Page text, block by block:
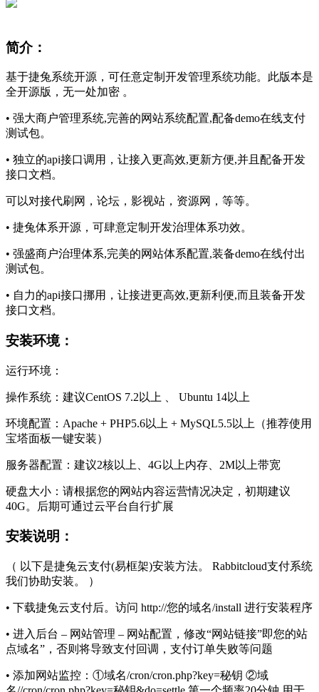
简介：
基于捷兔系统开源，可任意定制开发管理系统功能。此版本是
全开源版，无一处加密 。
• 强大商户管理系统,完善的网站系统配置,配备demo在线支付
测试包。
• 独立的api接口调用，让接入更高效,更新方便,并且配备开发
接口文档。
可以对接代刷网，论坛，影视站，资源网，等等。
• 捷兔体系开源，可肆意定制开发治理体系功效。
• 强盛商户治理体系,完美的网站体系配置,装备demo在线付出
测试包。
• 自力的api接口挪用，让接进更高效,更新利便,而且装备开发
接口文档。
安装环境：
运行环境：
操作系统：建议CentOS 7.2以上 、 Ubuntu 14以上
环境配置：Apache + PHP5.6以上 + MySQL5.5以上（推荐使用
宝塔面板一键安装）
服务器配置：建议2核以上、4G以上内存、2M以上带宽
硬盘大小：请根据您的网站内容运营情况决定，初期建议
40G。后期可通过云平台自行扩展
安装说明：
（ 以下是捷兔云支付(易框架)安装方法。 Rabbitcloud支付系统
我们协助安装。 ）
• 下载捷兔云支付后。访问 http://您的域名/install 进行安装程序
• 进入后台 – 网站管理 – 网站配置，修改“网站链接”即您的站
点域名”，否则将导致支付回调，支付订单失败等问题
• 添加网站监控：①域名/cron/cron.php?key=秘钥 ②域